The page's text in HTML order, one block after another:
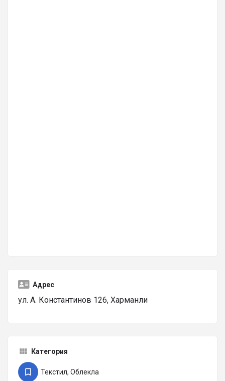
Адрес
ул. А. Константинов 126, Харманли
Категория
Текстил, Облекла